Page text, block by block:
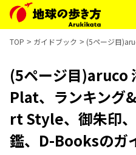
TOP ガイドブック (5ページ目
(5ページ目)aruco
Plat、ランキング
rt Style、御朱印
鑑、D-Booksのガ